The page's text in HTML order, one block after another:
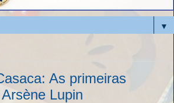
▼
As primeiras
Lupin